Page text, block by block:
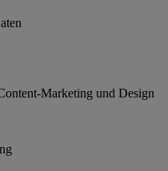
Marketing und Design